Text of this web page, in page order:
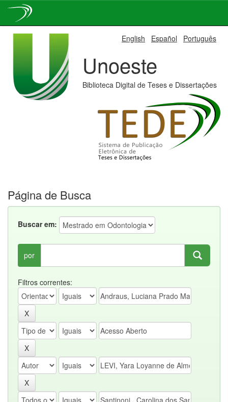
English Español Português
Unoeste
Biblioteca Digital de Teses e Dissertações
Página de Busca
Buscar em:
por
Filtros correntes: